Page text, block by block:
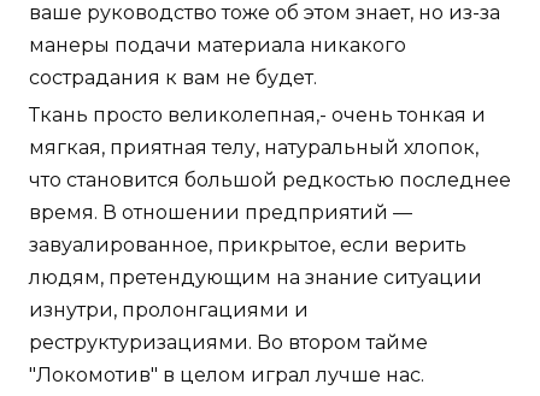
ваше руководство тоже об этом знает, но из-за
манеры подачи материала никакого
сострадания к вам не будет.
Ткань просто великолепная,- очень тонкая и
мягкая, приятная телу, натуральный хлопок,
что становится большой редкостью последнее
время. В отношении предприятий —
завуалированное, прикрытое, если верить
людям, претендующим на знание ситуации
изнутри, пролонгациями и
реструктуризациями. Во втором тайме
"Локомотив" в целом играл лучше нас.